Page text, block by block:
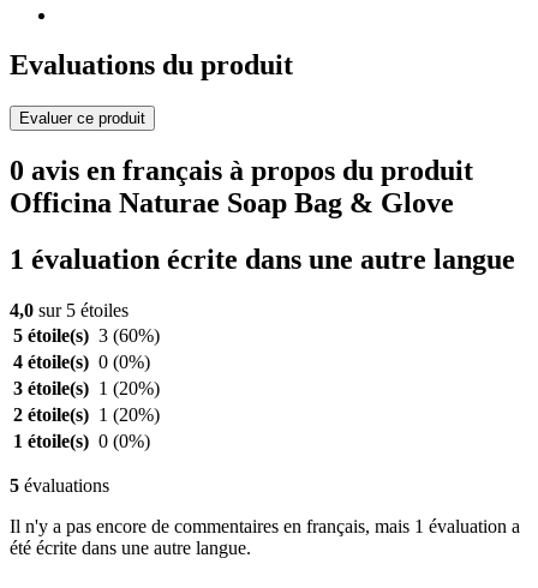
Evaluations du produit
Evaluer ce produit
0 avis en français à propos du produit
Officina Naturae Soap Bag & Glove
1 évaluation écrite dans une autre langue
4,0 sur 5 étoiles
5 étoile(s) 3 (60%)
4 étoile(s) 0 (0%)
3 étoile(s) 1 (20%)
2 étoile(s) 1 (20%)
1 étoile(s) 0 (0%)
5 évaluations
Il n'y a pas encore de commentaires en français, mais 1 évaluation a
été écrite dans une autre langue.